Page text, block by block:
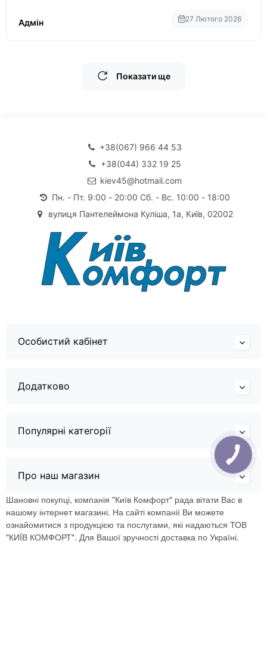
Адмін 27 Лютого 2026
Показати ще
+38(067) 966 44 53
+38(044) 332 19 25
kiev45@hotmail.com
Пн. - Пт. 9:00 - 20:00 Сб. - Вс. 10:00 - 18:00
вулиця Пантелеймона Куліша, 1а, Київ, 02002
Особистий кабінет
Додатково
Популярні категорії
Про наш магазин
Шановні покупці, компанія "Київ Комфорт" рада вітати Вас в
нашому інтернет магазині. На сайті компанії Ви можете
ознайомитися з продукцією та послугами, які надаються ТОВ
"КИЇВ КОМФОРТ". Для Вашої зручності доставка по Україні.